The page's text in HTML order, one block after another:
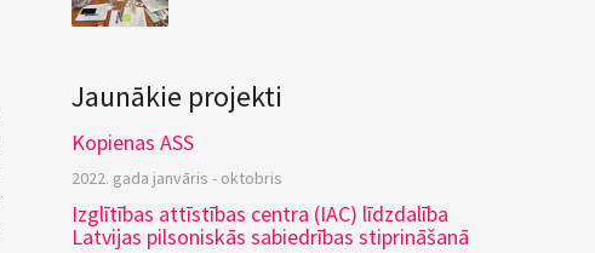
Jaunākie projekti
Kopienas ASS
2022. gada janvāris - oktobris
Izglītības attīstības centra (IAC) līdzdalība
Latvijas pilsoniskās sabiedrības stiprināšanā